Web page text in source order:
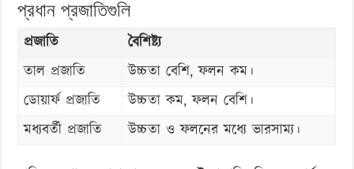
প্রধান প্রজাতিগুলি
প্রজাতি
বৈশিষ্ট্য
তাল প্রজাতি
উচ্চতা বেশি, ফলন কম।
ডোয়ার্ফ প্রজাতি
উচ্চতা কম, ফলন বেশি।
মধ্যবর্তী প্রজাতি
উচ্চতা ও ফলনের মধ্যে ভারসাম্য।